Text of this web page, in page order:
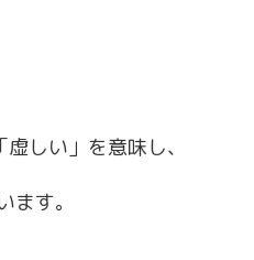
しい」を意味し、
す。